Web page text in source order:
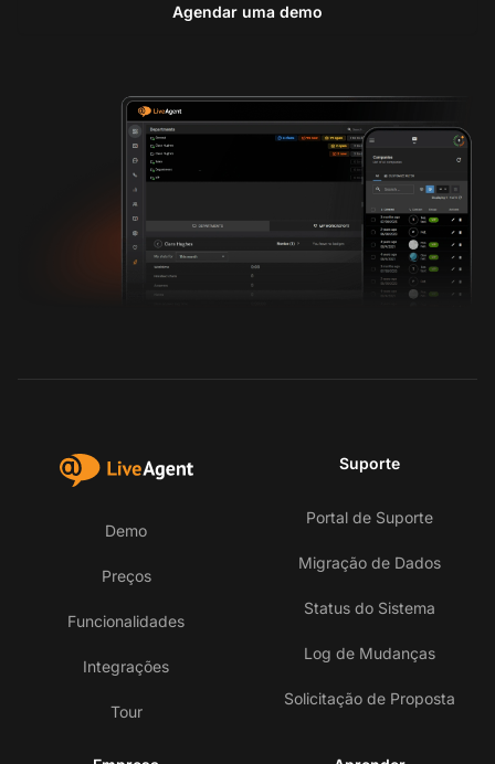
Agendar uma demo
Demo
Preços
Funcionalidades
Integrações
Tour
Suporte
Portal de Suporte
Migração de Dados
Status do Sistema
Log de Mudanças
Solicitação de Proposta